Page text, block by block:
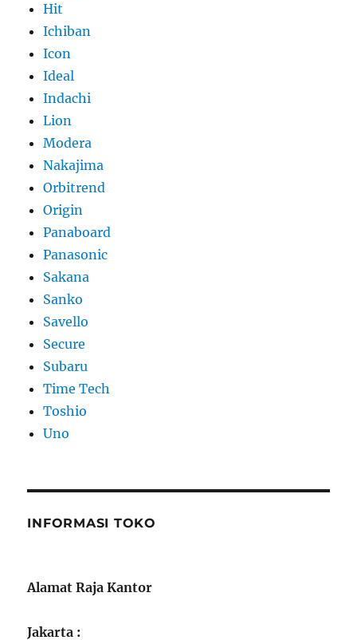
Hit
Ichiban
Icon
Ideal
Indachi
Lion
Modera
Nakajima
Orbitrend
Origin
Panaboard
Panasonic
Sakana
Sanko
Savello
Secure
Subaru
Time Tech
Toshio
Uno
INFORMASI TOKO
Alamat Raja Kantor
Jakarta :